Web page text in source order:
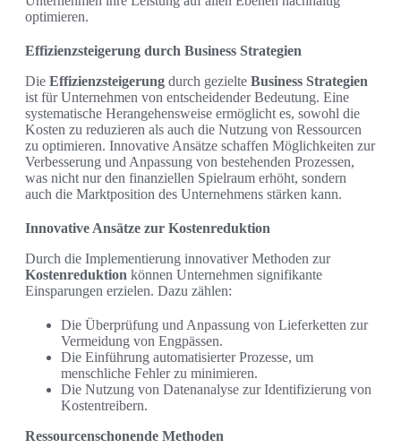
optimieren.
Effizienzsteigerung durch Business Strategien
Die Effizienzsteigerung durch gezielte Business Strategien
ist für Unternehmen von entscheidender Bedeutung. Eine
systematische Herangehensweise ermöglicht es, sowohl die
Kosten zu reduzieren als auch die Nutzung von Ressourcen
zu optimieren. Innovative Ansätze schaffen Möglichkeiten zur
Verbesserung und Anpassung von bestehenden Prozessen,
was nicht nur den finanziellen Spielraum erhöht, sondern
auch die Marktposition des Unternehmens stärken kann.
Innovative Ansätze zur Kostenreduktion
Durch die Implementierung innovativer Methoden zur
Kostenreduktion können Unternehmen signifikante
Einsparungen erzielen. Dazu zählen:
Die Überprüfung und Anpassung von Lieferketten zur
Vermeidung von Engpässen.
Die Einführung automatisierter Prozesse, um
menschliche Fehler zu minimieren.
Die Nutzung von Datenanalyse zur Identifizierung von
Kostentreibern.
Ressourcenschonende Methoden